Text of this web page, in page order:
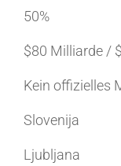
50%
$80 Milliarde /
Kein offizielles
Slovenija
Ljubljana